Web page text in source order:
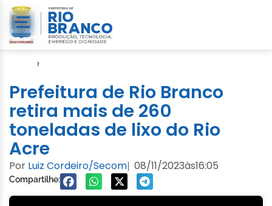
›
Prefeitura de Rio Branco
retira mais de 260
toneladas de lixo do Rio
Acre
Por Luiz Cordeiro/Secom| 08/11/2023às16:05
Compartilhe: